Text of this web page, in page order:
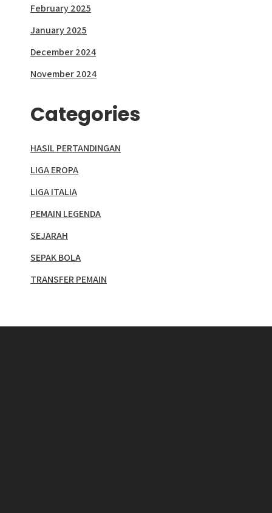
February 2025
January 2025
December 2024
November 2024
Categories
HASIL PERTANDINGAN
LIGA EROPA
LIGA ITALIA
PEMAIN LEGENDA
SEJARAH
SEPAK BOLA
TRANSFER PEMAIN